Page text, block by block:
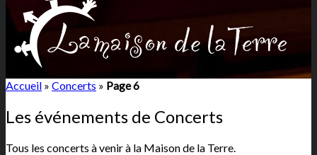
Accueil » Concerts » Page 6
Les événements de Concerts
Tous les concerts à venir à la Maison de la Terre.